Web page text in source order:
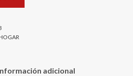
adicional